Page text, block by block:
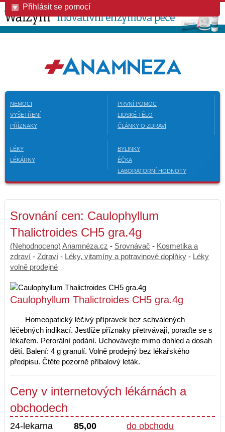
Přihlásit se pomocí
NEMOCI
VYŠETŘENÍ
PŘÍZNAKY
PRVNÍ POMOC
LIDSKÉ TĚLO
ČLÁNKY O ZDRAVÍ
LÉKY
LÉKÁRNY
BYLINKY
ÉČKA
LABORATORNÍ HODNOTY
Srovnání cen: Caulophyllum
Thalictroides CH5 gra.4g
(Nehodnoceno) Anamnéza.cz - Srovnávač - Kosmetika a
zdraví - Zdraví - Léky, vitamíny a potravinové doplňky - Léky
volně prodejné
Caulophyllum Thalictroides CH5 gra.4g
Homeopatický léčivý přípravek bez schválených
léčebných indikací. Jestliže příznaky přetrvávají, poraďte se s
lékařem. Perorální podání. Uchovávejte mimo dohled a dosah
dětí. Balení: 4 g granulí. Volně prodejný bez lékařského
předpisu. Čtěte pozorně příbalový leták.
Ceny v internetových lékárnách a
obchodech
24-lekarna 85,00 do obchodu